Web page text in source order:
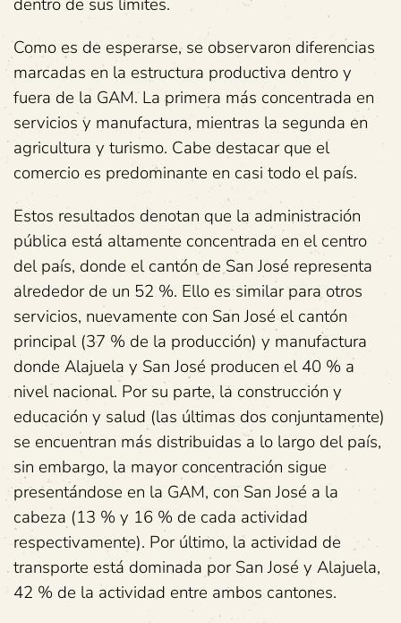
Como es de esperarse, se observaron diferencias
marcadas en la estructura productiva dentro y
fuera de la GAM. La primera más concentrada en
servicios y manufactura, mientras la segunda en
agricultura y turismo. Cabe destacar que el
comercio es predominante en casi todo el país.
Estos resultados denotan que la administración
pública está altamente concentrada en el centro
del país, donde el cantón de San José representa
alrededor de un 52 %. Ello es similar para otros
servicios, nuevamente con San José el cantón
principal (37 % de la producción) y manufactura
donde Alajuela y San José producen el 40 % a
nivel nacional. Por su parte, la construcción y
educación y salud (las últimas dos conjuntamente)
se encuentran más distribuidas a lo largo del país,
sin embargo, la mayor concentración sigue
presentándose en la GAM, con San José a la
cabeza (13 % y 16 % de cada actividad
respectivamente). Por último, la actividad de
transporte está dominada por San José y Alajuela,
42 % de la actividad entre ambos cantones.